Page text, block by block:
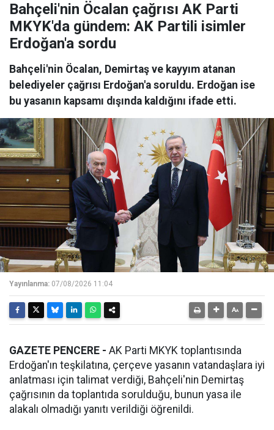
Bahçeli'nin Öcalan çağrısı AK Parti
MKYK'da gündem: AK Partili isimler
Erdoğan'a sordu
Bahçeli'nin Öcalan, Demirtaş ve kayyım atanan
belediyeler çağrısı Erdoğan'a soruldu. Erdoğan ise
bu yasanın kapsamı dışında kaldığını ifade etti.
Yayınlanma: 07/08/2026 11:04
GAZETE PENCERE - AK Parti MKYK toplantısında
Erdoğan'ın teşkilatına, çerçeve yasanın vatandaşlara iyi
anlatması için talimat verdiği, Bahçeli'nin Demirtaş
çağrısının da toplantıda sorulduğu, bunun yasa ile
alakalı olmadığı yanıtı verildiği öğrenildi.